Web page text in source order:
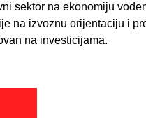
sektor na ekonomiju
na izvoznu orijentaciju i
na investicijama.